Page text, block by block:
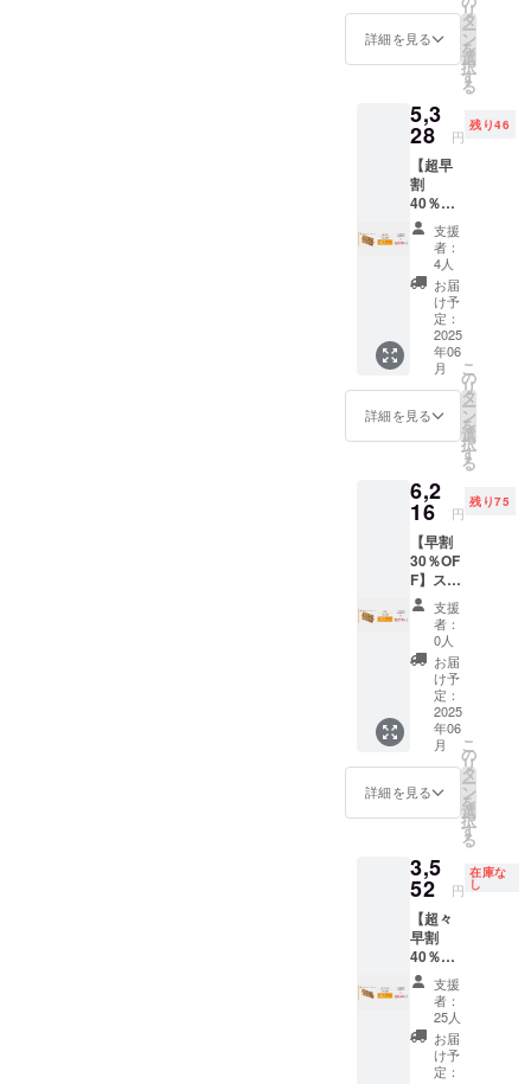
給状
況、製
より出
荷時期
が遅れ
る場合
があり
ます。
※税・送
料込み
いま
す。 ※
更にな
る可能
性もご
ざいま
す。ご
了承く
ださ
い。 ※
税・送
料込み
※ご注文
状況、
使用部
材の供
給状
況、製
造工程
荷時期
が遅れ
る場合
があり
ます。
(25%OF
F) ・ス
ティッ
ク × 4本
ご支援
により
量産効
率が向
上した
場合、
正規販
売価格
が販売
予定価
格より
下がる
可能性
もござ
いま
す。 ※
デザイ
る可能
性もご
ざいま
す。ご
了承く
ださ
い。 ※
ご注文
状況、
使用部
材の供
給状
況、製
造工程
上の都
合等に
より出
があり
ます。
※税・送
料込み
詳細を見る
リ
タ
ー
ン
を
選
択
す
る
5,3
28 円
残り46
【超早
割
40％OF
F】ス
ティッ
ク6本
≪3,552
円もお
得！≫
総額：
8,880円
→5,328
円
(40%OF
F) ・ス
ティッ
※皆様の
ご支援
により
量産効
率が向
上した
場合、
正規販
売価格
が販売
予定価
格より
下がる
可能性
もござ
いま
す。 ※
更にな
る可能
性もご
ざいま
す。ご
了承く
ださ
い。 ※
ご注文
状況、
使用部
材の供
支援
者：
4人
お届
け予
定：
2025
年06
月
詳細を見る
こ
の
リ
タ
ー
ン
を
選
択
す
る
6,2
16 円
残り75
【早割
30％OF
F】ス
ティッ
ク6本
≪2,664
円もお
得！≫
総額：
8,880円
→6,216
(30%OF
F) ・ス
ティッ
ク × 6本
ご支援
により
量産効
率が向
上した
場合、
正規販
売価格
が販売
予定価
格より
下がる
支援
者：
0人
お届
け予
定：
2025
年06
月
詳細を見る
こ
の
リ
タ
ー
ン
を
選
択
す
る
3,5
52 円
在庫な
し
【超々
早割
40％OF
F】ス
ティッ
ク4本
≪2,368
円もお
得！≫
支援
者：
25人
お届
け予
定：